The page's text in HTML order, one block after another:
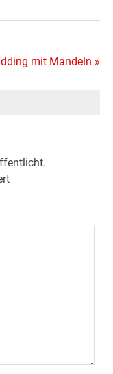
mit Mandeln »